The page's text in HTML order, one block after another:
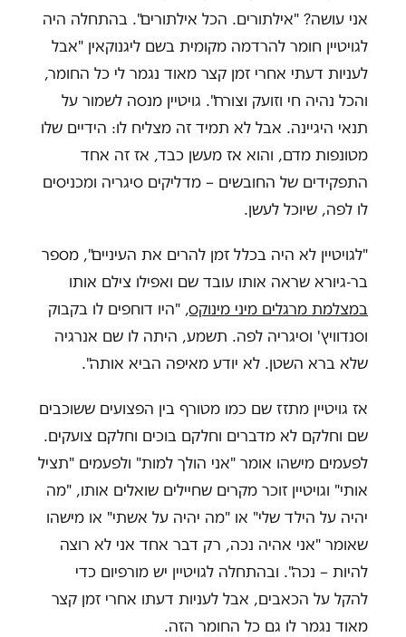
אני עושה? "אילתורים. הכל אילתורים". בהתחלה היה
לגויטיין חומר להרדמה מקומית בשם ליגנוקאין "אבל
לעניות דעתי אחרי זמן קצר מאוד נגמר לי כל החומר,
והכל נהיה חי וזועק וצורח". גויטיין מנסה לשמור על
תנאי היגיינה. אבל לא תמיד זה מצליח לו: הידיים שלו
מטונפות מדם, והוא אז מעשן כבד, אז זה אחד
התפקידים של החובשים – מדליקים סיגריה ומכניסים
לו לפה, שיוכל לעשן.
"לגויטיין לא היה בכלל זמן להרים את העיניים", מספר
בר-גיורא שראה אותו עובד שם ואפילו צילם אותו
במצלמת מרגלים מיני מינוקס, "היו דוחפים לו בקבוק
וסנדוויץ' וסיגריה לפה. תשמע, היתה לו שם אנרגיה
שלא ברא השטן. לא יודע מאיפה הביא אותה".
אז גויטיין מתזז שם כמו מטורף בין הפצועים ששוכבים
שם וחלקם לא מדברים וחלקם בוכים וחלקם צועקים.
לפעמים מישהו אומר "אני הולך למות" ולפעמים "תציל
אותי" וגויטיין זוכר מקרים שחיילים שואלים אותו, "מה
יהיה על הילד שלי" או "מה יהיה על אשתי" או מישהו
שאומר "אני אהיה נכה, רק דבר אחד אני לא רוצה
להיות – נכה". ובהתחלה לגויטיין יש מורפיום כדי
להקל על הכאבים, אבל לעניות דעתו אחרי זמן קצר
מאוד נגמר לו גם כל החומר הזה.